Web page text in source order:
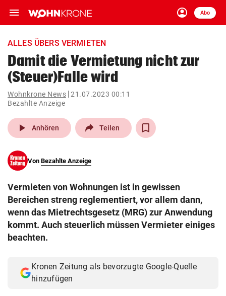
menu Navigation
ein-/ausklappen
account_circle
Anmelden
Abo
close Schließen
account_circle Anmelden
pin_drop
Wien
bookmark Merkliste
Suchbegriff
eingeben
© Krone Multimedia GmbH & Co KG 2026
ALLES ÜBERS VERMIETEN
Damit die Vermietung nicht zur
(Steuer)Falle wird
Wohnkrone News 21.07.2023 00:11
Bezahlte Anzeige
play_arrow Anhören Teilen
Von Bezahlte Anzeige
Vermieten von Wohnungen ist in gewissen
Bereichen streng reglementiert, vor allem dann,
wenn das Mietrechtsgesetz (MRG) zur Anwendung
kommt. Auch steuerlich müssen Vermieter einiges
beachten.
Kronen Zeitung als bevorzugte Google-Quelle
hinzufügen